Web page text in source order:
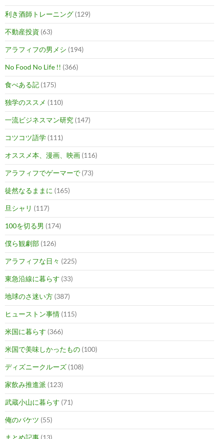
利き酒師トレーニング (129)
不動産投資 (63)
アラフィフの男メシ (194)
No Food No Life !! (366)
食べある記 (175)
独学のススメ (110)
一流ビジネスマン研究 (147)
コツコツ語学 (111)
オススメ本、漫画、映画 (116)
アラフィフでゲーマーで (73)
徒然なるままに (165)
旦シャリ (117)
100を切る男 (174)
僕ら観劇部 (126)
アラフィフな日々 (225)
東急沿線に暮らす (33)
地球のさ迷い方 (387)
ヒューストン事情 (115)
米国に暮らす (366)
米国で美味しかったもの (100)
ディズニークルーズ (108)
家飲み推進派 (123)
武蔵小山に暮らす (71)
俺のバケツ (55)